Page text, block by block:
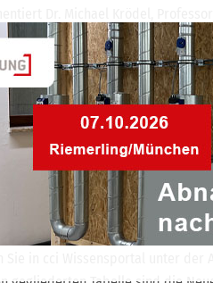
Rosenheim,
und mittelbar damit
Analysen aufzeigen, gibt es
Beispiel zum vorgegebenen
Umsetzung des GEG
steht in cci Wissensportal unter
zu mehr als 350 Normen,